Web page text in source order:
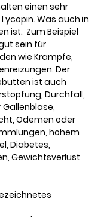
einen sehr
Was auch in
ist. Zum Beispiel
sein für
wie Krämpfe,
Der
ist auch
Durchfall,
Gallenblase,
Ödemen oder
hohem
Diabetes,
Gewichtsverlust